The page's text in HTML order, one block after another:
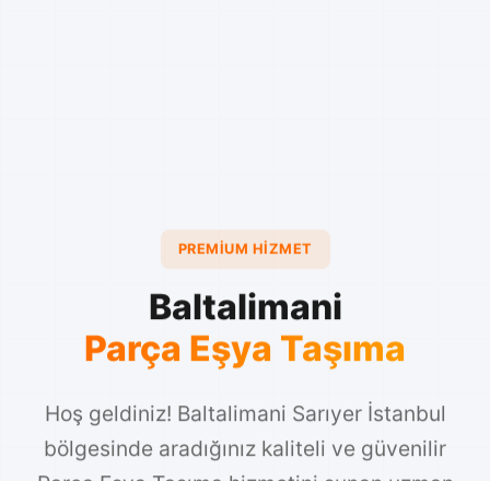
PREMIUM HIZMET
Baltalimani
Parça Eşya Taşıma
Hoş geldiniz! Baltalimani Sarıyer İstanbul
bölgesinde aradığınız kaliteli ve güvenilir
Parça Eşya Taşıma hizmetini sunan uzman